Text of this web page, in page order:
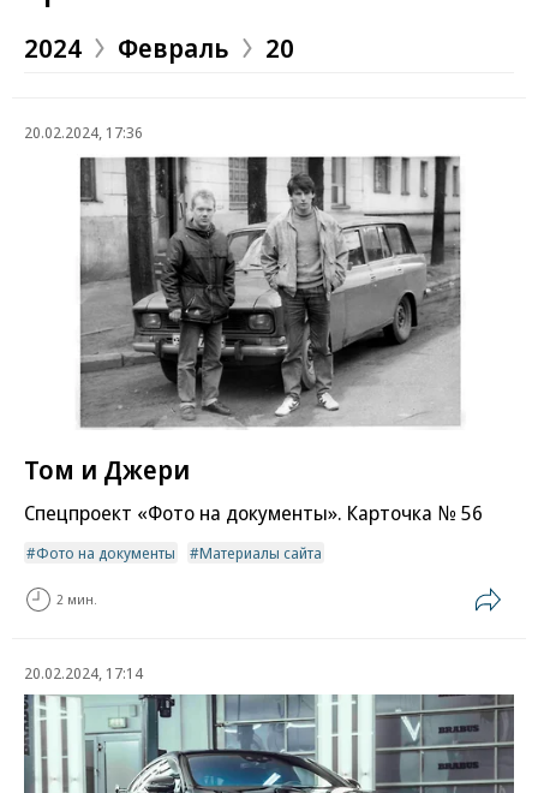
2024 Февраль 20
20.02.2024, 17:36
Том и Джери
Спецпроект «Фото на документы». Карточка № 56
Фото на документы Материалы сайта
2 мин.
20.02.2024, 17:14